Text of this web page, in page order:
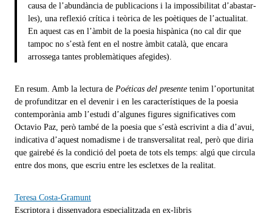
causa de l’abundància de publicacions i la impossibilitat d’abastar-
les), una reflexió crítica i teòrica de les poètiques de l’actualitat.
En aquest cas en l’àmbit de la poesia hispànica (no cal dir que
tampoc no s’està fent en el nostre àmbit català, que encara
arrossega tantes problemàtiques afegides).
En resum. Amb la lectura de Poéticas del presente tenim l’oportunitat
de profunditzar en el devenir i en les característiques de la poesia
contemporània amb l’estudi d’algunes figures significatives com
Octavio Paz, però també de la poesia que s’està escrivint a dia d’avui,
indicativa d’aquest nomadisme i de transversalitat real, però que diria
que gairebé és la condició del poeta de tots els temps: algú que circula
entre dos mons, que escriu entre les escletxes de la realitat.
Teresa Costa-Gramunt
Escriptora i dissenyadora especialitzada en ex-libris